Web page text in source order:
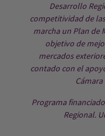
Desarrollo
competitividad de
marcha un Plan de
objetivo de
mercados
contado con el
Programa
Regional.